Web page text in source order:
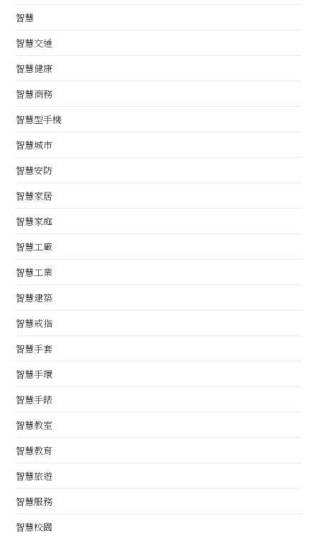
智慧
智慧交通
智慧健康
智慧商務
智慧型手機
智慧城市
智慧安防
智慧家居
智慧家庭
智慧工廠
智慧工業
智慧建築
智慧戒指
智慧手套
智慧手環
智慧手錶
智慧教室
智慧教育
智慧旅遊
智慧服務
智慧校園